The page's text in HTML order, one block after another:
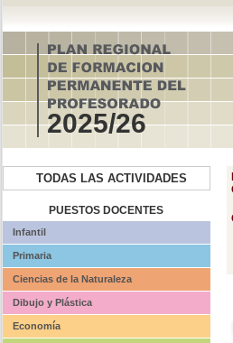
2025/26
TODAS LAS ACTIVIDADES
PUESTOS DOCENTES
Infantil
Primaria
Ciencias de la Naturaleza
Dibujo y Plástica
Economía